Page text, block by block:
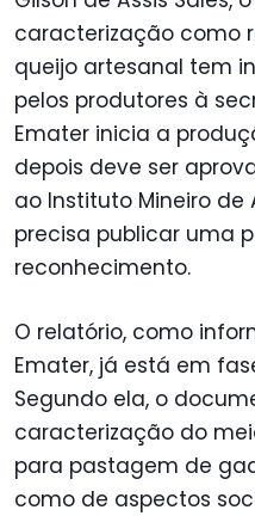
caracterização como
queijo artesanal tem
pelos produtores à
Emater inicia a
depois deve ser
ao Instituto Mineiro de
precisa publicar uma
reconhecimento.
O relatório, como
Emater, já está em
Segundo ela, o
caracterização do
para pastagem de
como de aspectos